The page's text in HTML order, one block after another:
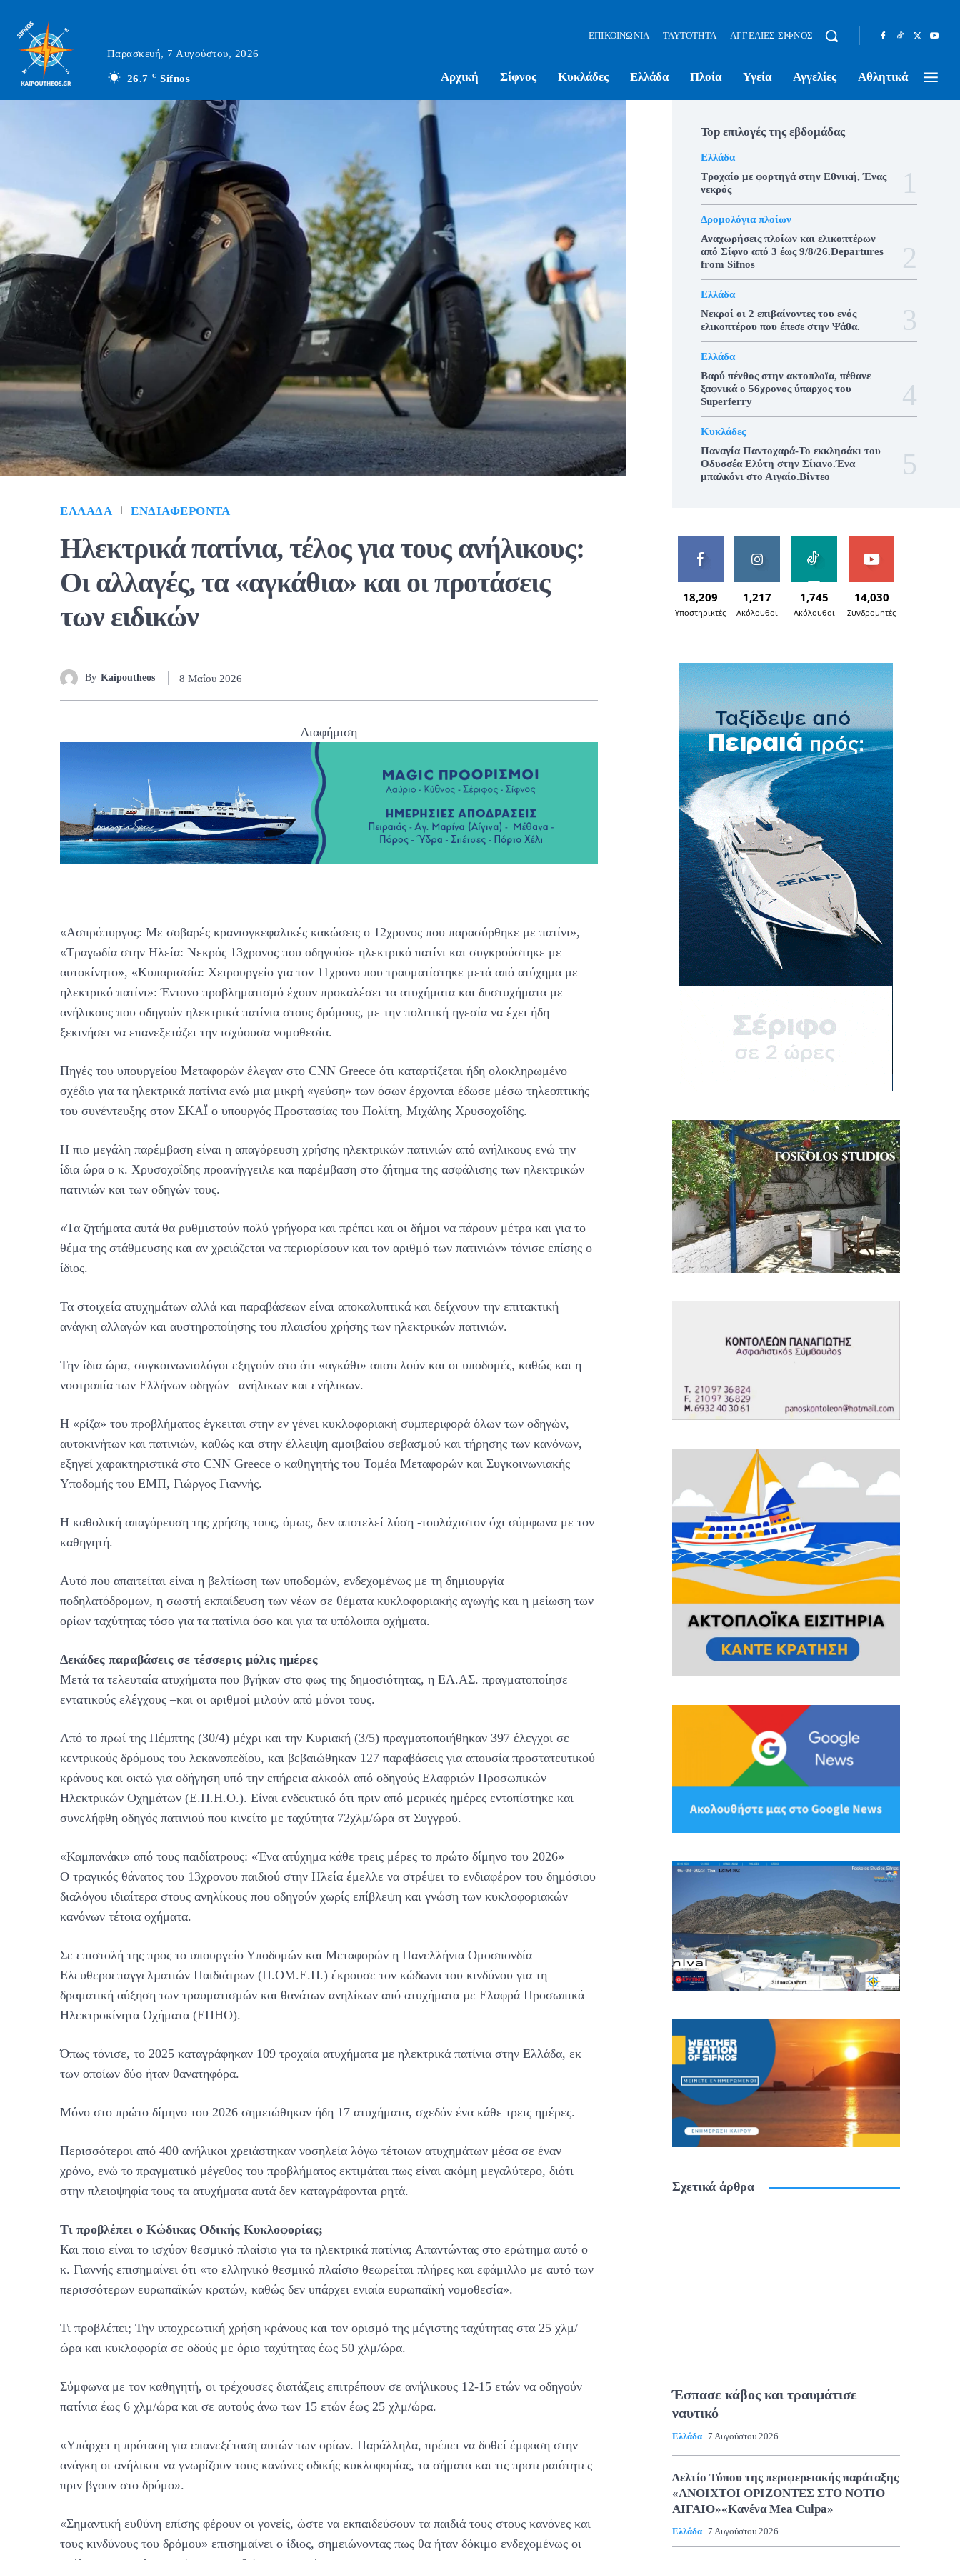
Παρασκευή, 7 Αυγούστου, 2026
26.7 C Sifnos
ΕΠΙΚΟΙΝΩΝΊΑ ΤΑΥΤΌΤΗΤΑ ΑΓΓΕΛΊΕΣ ΣΊΦΝΟΣ
Αρχική Σίφνος Κυκλάδες Ελλάδα Πλοία Υγεία Αγγελίες Αθλητικά
ΕΛΛΆΔΑ ΕΝΔΙΑΦΈΡΟΝΤΑ
Ηλεκτρικά πατίνια, τέλος για τους ανήλικους:
Οι αλλαγές, τα «αγκάθια» και οι προτάσεις
των ειδικών
By Kaipoutheos 8 Μαΐου 2026
Διαφήμιση
«Ασπρόπυργος: Με σοβαρές κρανιογκεφαλικές κακώσεις ο 12χρονος που παρασύρθηκε με πατίνι»,
«Τραγωδία στην Ηλεία: Νεκρός 13χρονος που οδηγούσε ηλεκτρικό πατίνι και συγκρούστηκε με
αυτοκίνητο», «Κυπαρισσία: Χειρουργείο για τον 11χρονο που τραυματίστηκε μετά από ατύχημα με
ηλεκτρικό πατίνι»: Έντονο προβληματισμό έχουν προκαλέσει τα ατυχήματα και δυστυχήματα με
ανήλικους που οδηγούν ηλεκτρικά πατίνια στους δρόμους, με την πολιτική ηγεσία να έχει ήδη
ξεκινήσει να επανεξετάζει την ισχύουσα νομοθεσία.
Πηγές του υπουργείου Μεταφορών έλεγαν στο CNN Greece ότι καταρτίζεται ήδη ολοκληρωμένο
σχέδιο για τα ηλεκτρικά πατίνια ενώ μια μικρή «γεύση» των όσων έρχονται έδωσε μέσω τηλεοπτικής
του συνέντευξης στον ΣΚΑΪ ο υπουργός Προστασίας του Πολίτη, Μιχάλης Χρυσοχοΐδης.
Η πιο μεγάλη παρέμβαση είναι η απαγόρευση χρήσης ηλεκτρικών πατινιών από ανήλικους ενώ την
ίδια ώρα ο κ. Χρυσοχοΐδης προανήγγειλε και παρέμβαση στο ζήτημα της ασφάλισης των ηλεκτρικών
πατινιών και των οδηγών τους.
«Τα ζητήματα αυτά θα ρυθμιστούν πολύ γρήγορα και πρέπει και οι δήμοι να πάρουν μέτρα και για το
θέμα της στάθμευσης και αν χρειάζεται να περιορίσουν και τον αριθμό των πατινιών» τόνισε επίσης ο
ίδιος.
Τα στοιχεία ατυχημάτων αλλά και παραβάσεων είναι αποκαλυπτικά και δείχνουν την επιτακτική
ανάγκη αλλαγών και αυστηροποίησης του πλαισίου χρήσης των ηλεκτρικών πατινιών.
Την ίδια ώρα, συγκοινωνιολόγοι εξηγούν στο ότι «αγκάθι» αποτελούν και οι υποδομές, καθώς και η
νοοτροπία των Ελλήνων οδηγών –ανήλικων και ενήλικων.
Η «ρίζα» του προβλήματος έγκειται στην εν γένει κυκλοφοριακή συμπεριφορά όλων των οδηγών,
αυτοκινήτων και πατινιών, καθώς και στην έλλειψη αμοιβαίου σεβασμού και τήρησης των κανόνων,
εξηγεί χαρακτηριστικά στο CNN Greece ο καθηγητής του Τομέα Μεταφορών και Συγκοινωνιακής
Υποδομής του ΕΜΠ, Γιώργος Γιαννής.
Η καθολική απαγόρευση της χρήσης τους, όμως, δεν αποτελεί λύση -τουλάχιστον όχι σύμφωνα με τον
καθηγητή.
Αυτό που απαιτείται είναι η βελτίωση των υποδομών, ενδεχομένως με τη δημιουργία
ποδηλατόδρομων, η σωστή εκπαίδευση των νέων σε θέματα κυκλοφοριακής αγωγής και η μείωση των
ορίων ταχύτητας τόσο για τα πατίνια όσο και για τα υπόλοιπα οχήματα.
Δεκάδες παραβάσεις σε τέσσερις μόλις ημέρες
Μετά τα τελευταία ατυχήματα που βγήκαν στο φως της δημοσιότητας, η ΕΛ.ΑΣ. πραγματοποίησε
εντατικούς ελέγχους –και οι αριθμοί μιλούν από μόνοι τους.
Από το πρωί της Πέμπτης (30/4) μέχρι και την Κυριακή (3/5) πραγματοποιήθηκαν 397 έλεγχοι σε
κεντρικούς δρόμους του λεκανοπεδίου, και βεβαιώθηκαν 127 παραβάσεις για απουσία προστατευτικού
κράνους και οκτώ για οδήγηση υπό την επήρεια αλκοόλ από οδηγούς Ελαφριών Προσωπικών
Ηλεκτρικών Οχημάτων (Ε.Π.Η.Ο.). Είναι ενδεικτικό ότι πριν από μερικές ημέρες εντοπίστηκε και
συνελήφθη οδηγός πατινιού που κινείτο με ταχύτητα 72χλμ/ώρα στ Συγγρού.
«Καμπανάκι» από τους παιδίατρους: «Ένα ατύχημα κάθε τρεις μέρες το πρώτο δίμηνο του 2026»
Ο τραγικός θάνατος του 13χρονου παιδιού στην Ηλεία έμελλε να στρέψει το ενδιαφέρον του δημόσιου
διαλόγου ιδιαίτερα στους ανηλίκους που οδηγούν χωρίς επίβλεψη και γνώση των κυκλοφοριακών
κανόνων τέτοια οχήματα.
Σε επιστολή της προς το υπουργείο Υποδομών και Μεταφορών η Πανελλήνια Ομοσπονδία
Ελευθεροεπαγγελµατιών Παιδιάτρων (Π.ΟΜ.Ε.Π.) έκρουσε τον κώδωνα του κινδύνου για τη
δραματική αύξηση των τραυματισμών και θανάτων ανηλίκων από ατυχήματα µε Ελαφρά Προσωπικά
Ηλεκτροκίνητα Οχήματα (ΕΠΗΟ).
Όπως τόνισε, το 2025 καταγράφηκαν 109 τροχαία ατυχήματα µε ηλεκτρικά πατίνια στην Ελλάδα, εκ
των οποίων δύο ήταν θανατηφόρα.
Μόνο στο πρώτο δίμηνο του 2026 σημειώθηκαν ήδη 17 ατυχήματα, σχεδόν ένα κάθε τρεις ημέρες.
Περισσότεροι από 400 ανήλικοι χρειάστηκαν νοσηλεία λόγω τέτοιων ατυχημάτων μέσα σε έναν
χρόνο, ενώ το πραγματικό μέγεθος του προβλήματος εκτιμάται πως είναι ακόμη μεγαλύτερο, διότι
στην πλειοψηφία τους τα ατυχήματα αυτά δεν καταγράφονται ρητά.
Τι προβλέπει ο Κώδικας Οδικής Κυκλοφορίας;
Και ποιο είναι το ισχύον θεσμικό πλαίσιο για τα ηλεκτρικά πατίνια; Απαντώντας στο ερώτημα αυτό ο
κ. Γιαννής επισημαίνει ότι «το ελληνικό θεσμικό πλαίσιο θεωρείται πλήρες και εφάμιλλο με αυτό των
περισσότερων ευρωπαϊκών κρατών, καθώς δεν υπάρχει ενιαία ευρωπαϊκή νομοθεσία».
Τι προβλέπει; Την υποχρεωτική χρήση κράνους και τον ορισμό της μέγιστης ταχύτητας στα 25 χλμ/
ώρα και κυκλοφορία σε οδούς με όριο ταχύτητας έως 50 χλμ/ώρα.
Σύμφωνα με τον καθηγητή, οι τρέχουσες διατάξεις επιτρέπουν σε ανήλικους 12-15 ετών να οδηγούν
πατίνια έως 6 χλμ/ώρα και σε αυτούς άνω των 15 ετών έως 25 χλμ/ώρα.
«Υπάρχει η πρόταση για επανεξέταση αυτών των ορίων. Παράλληλα, πρέπει να δοθεί έμφαση στην
ανάγκη οι ανήλικοι να γνωρίζουν τους κανόνες οδικής κυκλοφορίας, τα σήματα και τις προτεραιότητες
πριν βγουν στο δρόμο».
«Σημαντική ευθύνη επίσης φέρουν οι γονείς, ώστε να εκπαιδεύσουν τα παιδιά τους στους κανόνες και
τους κινδύνους του δρόμου» επισημαίνει ο ίδιος, σημειώνοντας πως θα ήταν δόκιμο ενδεχομένως οι
Top επιλογές της εβδομάδας
Ελλάδα
Τροχαίο με φορτηγά στην Εθνική, Ένας
νεκρός
Δρομολόγια πλοίων
Αναχωρήσεις πλοίων και ελικοπτέρων
από Σίφνο από 3 έως 9/8/26.Departures
from Sifnos
Ελλάδα
Νεκροί οι 2 επιβαίνοντες του ενός
ελικοπτέρου που έπεσε στην Ψάθα.
Ελλάδα
Βαρύ πένθος στην ακτοπλοϊα, πέθανε
ξαφνικά ο 56χρονος ύπαρχος του
Superferry
Κυκλάδες
Παναγία Παντοχαρά-Το εκκλησάκι του
Οδυσσέα Ελύτη στην Σίκινο.Ένα
μπαλκόνι στο Αιγαίο.Βίντεο
18,209
Υποστηρικτές
1,217
Ακόλουθοι
1,745
Ακόλουθοι
14,030
Συνδρομητές
Σχετικά άρθρα
Έσπασε κάβος και τραυμάτισε
ναυτικό
Ελλάδα 7 Αυγούστου 2026
Δελτίο Τύπου της περιφερειακής παράταξης
«ΑΝΟΙΧΤΟΙ ΟΡΙΖΟΝΤΕΣ ΣΤΟ ΝΟΤΙΟ
ΑΙΓΑΙΟ»«Κανένα Mea Culpa»
Ελλάδα 7 Αυγούστου 2026